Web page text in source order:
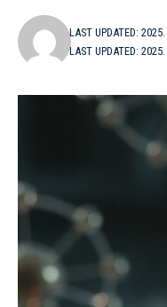
LAST UPDATED:
LAST UPDATED: